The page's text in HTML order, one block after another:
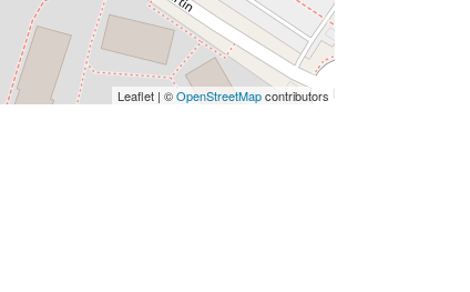
Leaflet | ©OpenStreetMapcontributors